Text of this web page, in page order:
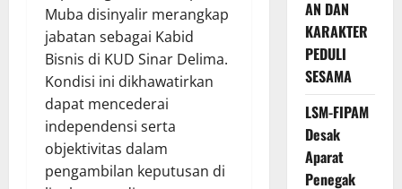
Muba disinyalir merangkap
jabatan sebagai Kabid
Bisnis di KUD Sinar Delima.
Kondisi ini dikhawatirkan
dapat mencederai
independensi serta
objektivitas dalam
pengambilan keputusan di
AN DAN
KARAKTER
PEDULI
SESAMA
LSM-FIPAM
Desak
Aparat
Penegak